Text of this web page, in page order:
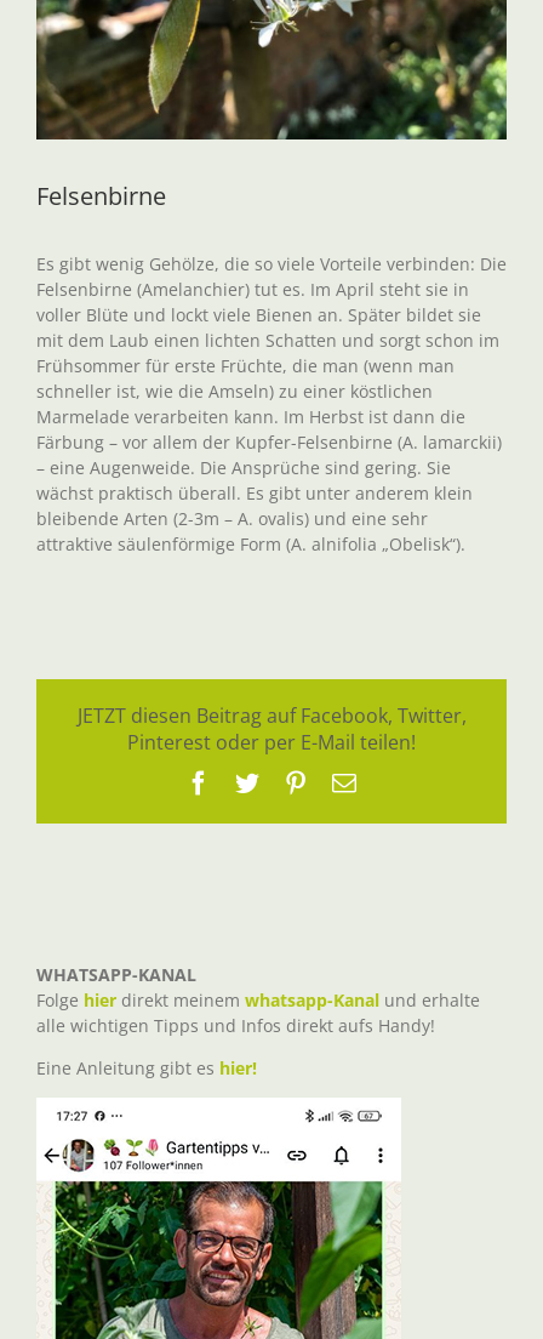
Felsenbirne
Es gibt wenig Gehölze, die so viele Vorteile verbinden: Die
Felsenbirne (Amelanchier) tut es. Im April steht sie in
voller Blüte und lockt viele Bienen an. Später bildet sie
mit dem Laub einen lichten Schatten und sorgt schon im
Frühsommer für erste Früchte, die man (wenn man
schneller ist, wie die Amseln) zu einer köstlichen
Marmelade verarbeiten kann. Im Herbst ist dann die
Färbung – vor allem der Kupfer-Felsenbirne (A. lamarckii)
– eine Augenweide. Die Ansprüche sind gering. Sie
wächst praktisch überall. Es gibt unter anderem klein
bleibende Arten (2-3m – A. ovalis) und eine sehr
attraktive säulenförmige Form (A. alnifolia „Obelisk“).
JETZT diesen Beitrag auf Facebook, Twitter,
Pinterest oder per E-Mail teilen!
Facebook
TwitterPinterest
E-
WHATSAPP-KANAL
Folge hier direkt meinem whatsapp-Kanal und erhalte
alle wichtigen Tipps und Infos direkt aufs Handy!
Eine Anleitung gibt es hier!